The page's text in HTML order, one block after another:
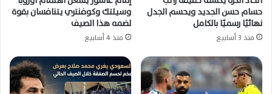
حسام حسن الجديد ويحسم الجدل
نهائيًا رسميًا بالكامل
منذ 3 أسابيع
وسيلتك وكوفنتري يتنافسان بقوة
لضمه هذا الصيف
منذ 4 أسابيع